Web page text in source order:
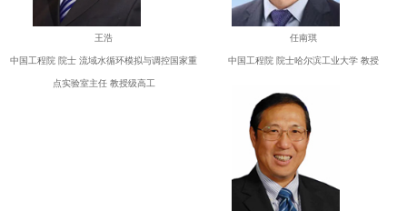
王浩
中国工程院 院士 流域水循环模拟与调控国家重
点实验室主任 教授级高工
任南琪
中国工程院 院士哈尔滨工业大学 教授